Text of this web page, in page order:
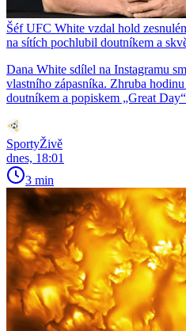
Šéf UFC White vzdal hold
na sítích pochlubil doutníkem a
Dana White sdílel na Instagramu
vlastního zápasníka. Zhruba
doutníkem a popiskem „Great
SportyŽivě
dnes, 18:01
3 min